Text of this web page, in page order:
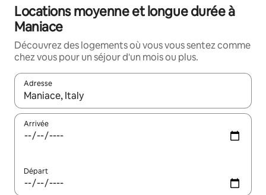
Locations moyenne et longue durée à
Maniace
Découvrez des logements où vous vous sentez comme
chez vous pour un séjour d'un mois ou plus.
Adresse
Lorsque les résultats s'affichent, utilisez les flèches vers le
Arrivée
Départ